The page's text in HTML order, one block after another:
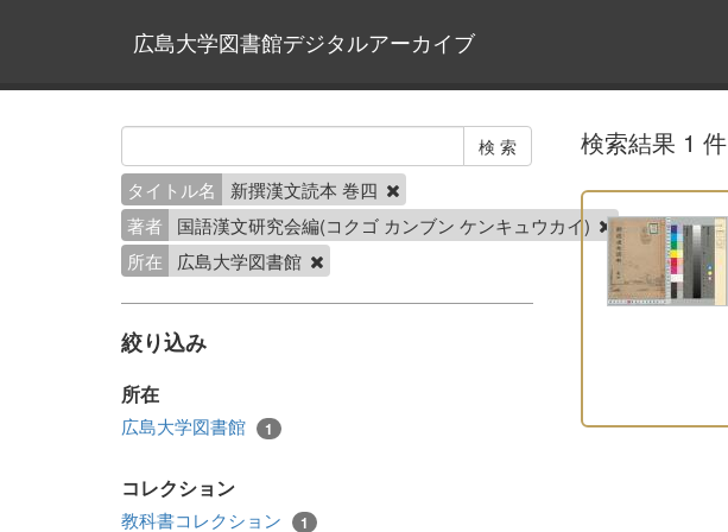
広島大学図書館デジタルアーカイブ
タイトル名
新撰漢文読本 巻四
著者
国語漢文研究会編(コクゴ カンブン ケンキュウカイ)
所在
広島大学図書館
絞り込み
所在
広島大学図書館 1
コレクション
教科書コレクション 1
検索結果 1 件